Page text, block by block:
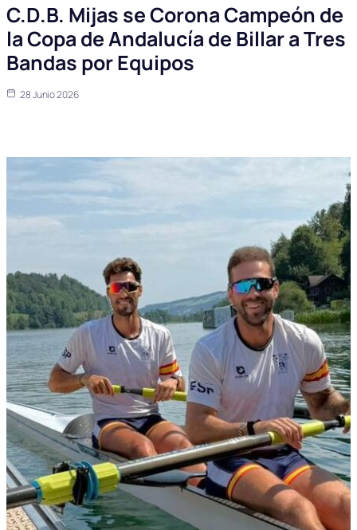
C.D.B. Mijas se Corona Campeón de
la Copa de Andalucía de Billar a Tres
Bandas por Equipos
28 Junio 2026